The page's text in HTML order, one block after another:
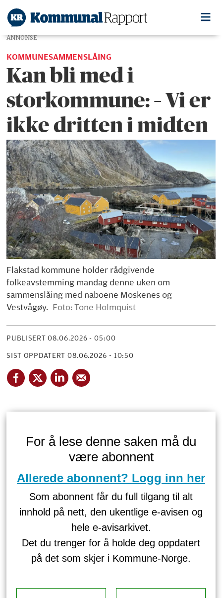
ANNONSE
KOMMUNESAMMENSLÅING
Kan bli med i
storkommune: – Vi er
ikke dritten i midten
Flakstad kommune holder rådgivende
folkeavstemming mandag denne uken om
sammenslåing med naboene Moskenes og
Vestvågøy. Foto: Tone Holmquist
PUBLISERT 08.06.2026 - 05:00
SIST OPPDATERT 08.06.2026 - 10:50
For å lese denne saken må du
være abonnent
Allerede abonnent? Logg inn her
Som abonnent får du full tilgang til alt
innhold på nett, den ukentlige e-avisen og
hele e-avisarkivet.
Det du trenger for å holde deg oppdatert
på det som skjer i Kommune-Norge.